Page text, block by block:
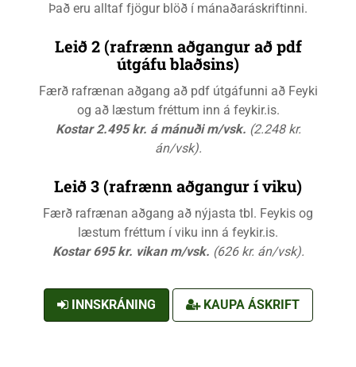
Það eru alltaf fjögur blöð í mánaðaráskriftinni.
Leið 2 (rafrænn aðgangur að pdf
útgáfu blaðsins)
Færð rafrænan aðgang að pdf útgáfunni að Feyki
og að læstum fréttum inn á feykir.is.
Kostar 2.495 kr. á mánuði m/vsk. (2.248 kr.
án/vsk).
Leið 3 (rafrænn aðgangur í viku)
Færð rafrænan aðgang að nýjasta tbl. Feykis og
læstum fréttum í viku inn á feykir.is.
Kostar 695 kr. vikan m/vsk. (626 kr. án/vsk).
INNSKRÁNING KAUPA ÁSKRIFT